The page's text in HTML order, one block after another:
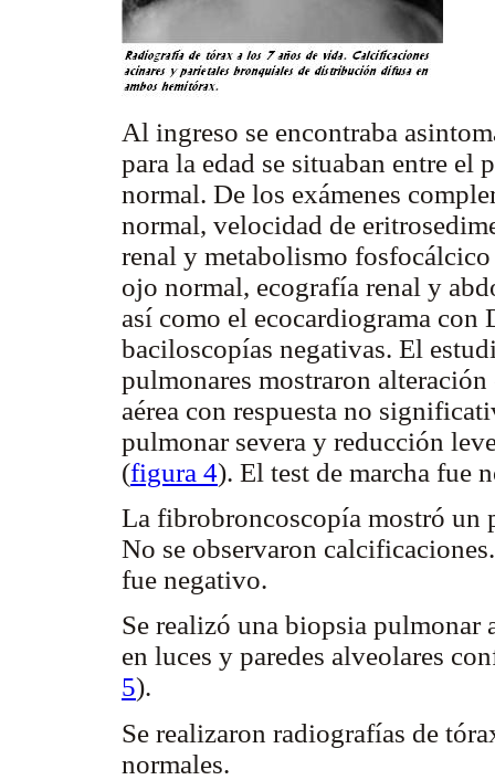
Al ingreso se encontraba
para la edad se situaban entre
normal. De los exámenes
normal, velocidad de
renal y metabolismo
ojo normal, ecografía renal y
así como el ecocardiograma
baciloscopías negativas. El
pulmonares mostraron
aérea con respuesta no
pulmonar severa y reducción
(figura 4). El test de marcha fue
La fibrobroncoscopía mostró un
No se observaron
fue negativo.
Se realizó una biopsia pulmonar
en luces y paredes alveolares
5).
Se realizaron radiografías de
normales.